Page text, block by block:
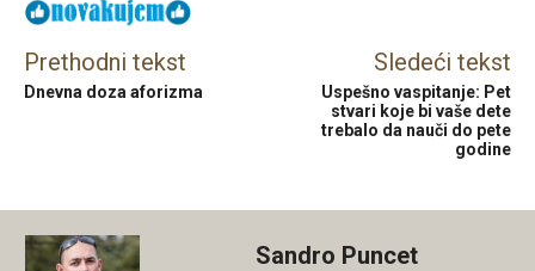
Prethodni tekst
Dnevna doza aforizma
Sledeći tekst
Uspešno vaspitanje: Pet
stvari koje bi vaše dete
trebalo da nauči do pete
godine
Sandro Puncet